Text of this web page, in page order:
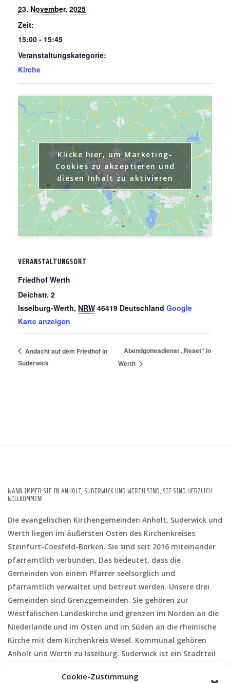
Cookie-Zustimmung
23. November, 2025
Zeit:
15:00 - 15:45
Veranstaltungskategorie:
Kirche
VERANSTALTUNGSORT
Friedhof Werth
Deichstr. 2
Isselburg-Werth, NRW 46419 Deutschland Google
Karte anzeigen
Klicke hier, um Marketing-
Cookies zu akzeptieren und
diesen Inhalt zu aktivieren
Andacht auf dem Friedhof in
Suderwick
Abendgottesdienst „Reset“ in
Werth
WANN IMMER SIE IN ANHOLT, SUDERWICK UND WERTH SIND, SIE SIND HERZLICH
WILLKOMMEN!
Die evangelischen Kirchengemeinden Anholt, Suderwick und
Werth liegen im äußersten Osten des Kirchenkreises
Steinfurt-Coesfeld-Borken. Sie sind seit 2016 miteinander
pfarramtlich verbunden. Das bedeutet, dass die
Gemeinden von einem Pfarrer seelsorglich und
pfarramtlich verwaltet und betreut werden. Unsere drei
Gemeinden sind Grenzgemeinden. Sie gehören zur
Westfälischen Landeskirche und grenzen im Norden an die
Niederlande und im Osten und im Süden an die rheinische
Kirche mit dem Kirchenkreis Wesel. Kommunal gehören
Anholt und Werth zu Isselburg. Suderwick ist ein Stadtteil
zwischen dem Rheinland und Westfalen war, gehören die